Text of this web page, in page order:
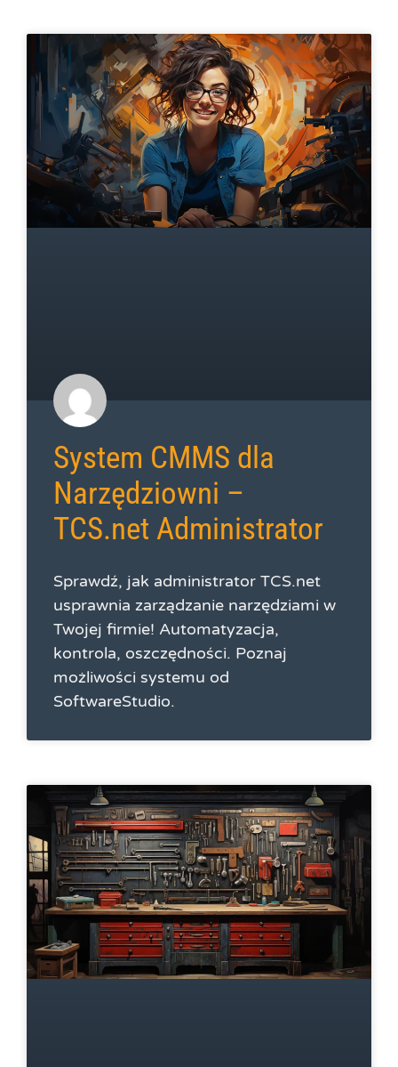
System CMMS dla
Narzędziowni –
TCS.net Administrator
Sprawdź, jak administrator TCS.net
usprawnia zarządzanie narzędziami w
Twojej firmie! Automatyzacja,
kontrola, oszczędności. Poznaj
możliwości systemu od
SoftwareStudio.